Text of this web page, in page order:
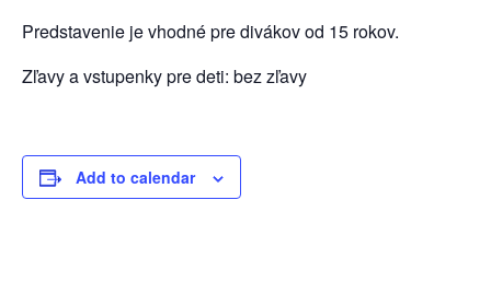
Predstavenie je vhodné pre divákov od 15 rokov.
Zľavy a vstupenky pre deti: bez zľavy
Add to calendar